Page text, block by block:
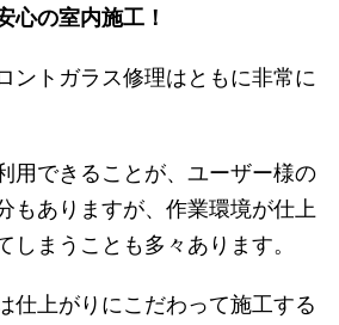
心の室内施工！
ントガラス修理はともに非常に
用できることが、ユーザー様の
もありますが、作業環境が仕上
しまうことも多々あります。
仕上がりにこだわって施工する